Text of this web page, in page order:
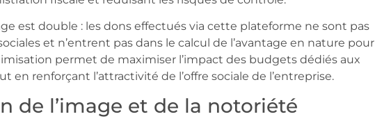
est double : les dons effectués via cette plateforme ne sont pas
et n’entrent pas dans le calcul de l’avantage en nature pour
permet de maximiser l’impact des budgets dédiés aux
en renforçant l’attractivité de l’offre sociale de l’entreprise.
de l’image et de la notoriété